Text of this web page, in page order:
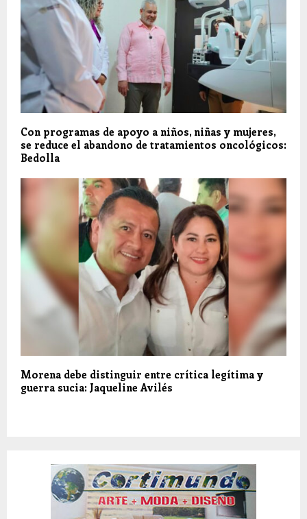
Con programas de apoyo a niños, niñas y mujeres,
se reduce el abandono de tratamientos oncológicos:
Bedolla
Morena debe distinguir entre crítica legítima y
guerra sucia: Jaqueline Avilés